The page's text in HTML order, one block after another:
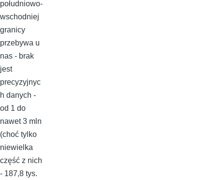
południowo-
wschodniej
granicy
przebywa u
nas - brak
jest
precyzyjnyc
h danych -
od 1 do
nawet 3 mln
(choć tylko
niewielka
część z nich
- 187,8 tys.